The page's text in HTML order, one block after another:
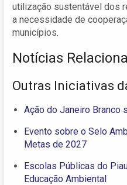
utilização sustentável dos
a necessidade de
municípios.
Notícias
Outras Iniciativas
Ação do Janeiro Branco
Evento sobre o Selo
Metas de 2027
Escolas Públicas do
Educação Ambiental